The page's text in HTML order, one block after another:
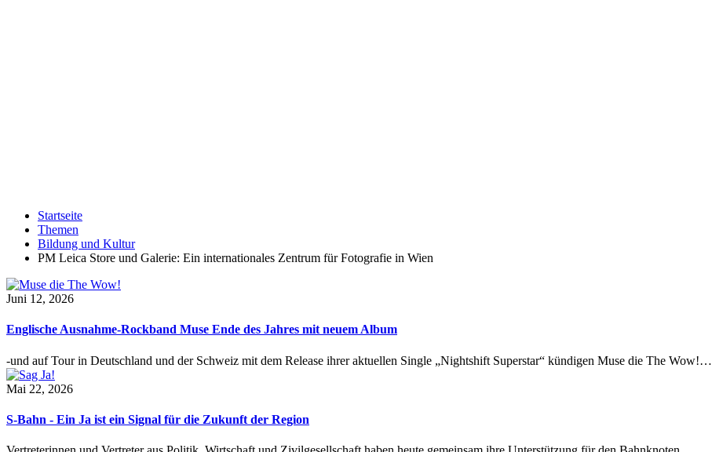
Startseite
Themen
Bildung und Kultur
PM Leica Store und Galerie: Ein internationales Zentrum für Fotografie in Wien
Juni 12, 2026
Englische Ausnahme-Rockband Muse Ende des Jahres mit neuem Album
-und auf Tour in Deutschland und der Schweiz mit dem Release ihrer aktuellen Single „Nightshift Superstar“ kündigen Muse die The Wow!…
Mai 22, 2026
S-Bahn - Ein Ja ist ein Signal für die Zukunft der Region